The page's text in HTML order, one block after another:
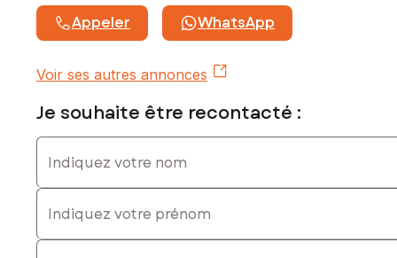
Contactez votre conseiller SAFTI : Maria DA COSTA, Tél. :
commercial immatriculé au RSAC de PAU sous le numéro 910
139 351
Appeler WhatsApp
Voir ses autres annonces
Je souhaite être recontacté :
Indiquez votre nom
Indiquez votre prénom
E-mail